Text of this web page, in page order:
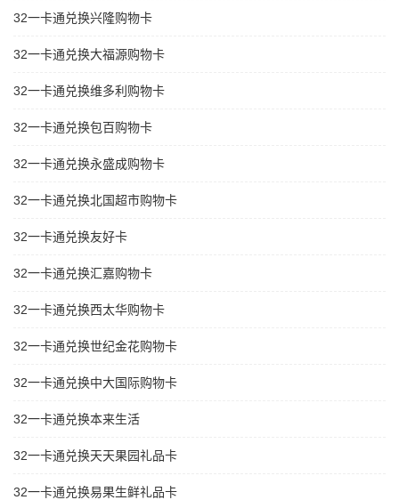
32一卡通兑换兴隆购物卡
32一卡通兑换大福源购物卡
32一卡通兑换维多利购物卡
32一卡通兑换包百购物卡
32一卡通兑换永盛成购物卡
32一卡通兑换北国超市购物卡
32一卡通兑换友好卡
32一卡通兑换汇嘉购物卡
32一卡通兑换西太华购物卡
32一卡通兑换世纪金花购物卡
32一卡通兑换中大国际购物卡
32一卡通兑换本来生活
32一卡通兑换天天果园礼品卡
32一卡通兑换易果生鲜礼品卡